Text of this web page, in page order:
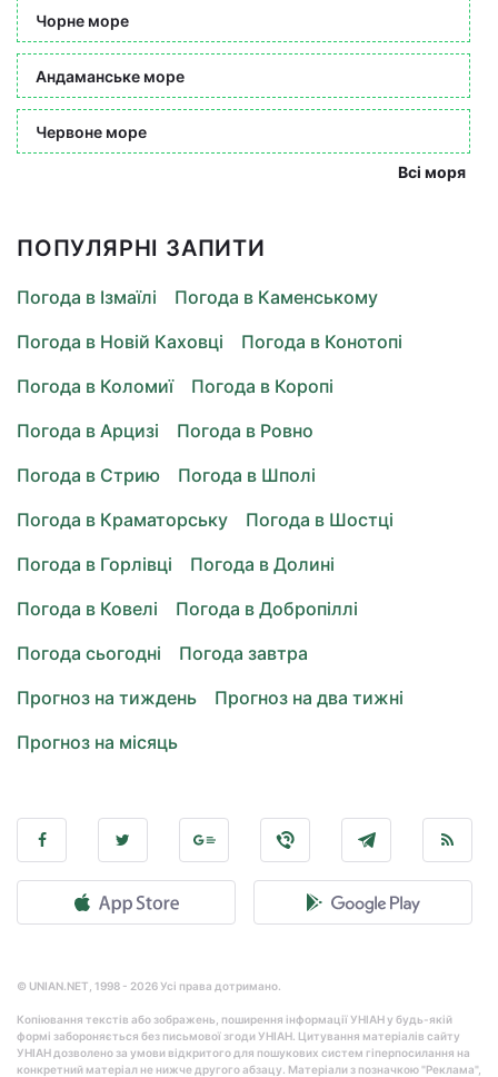
Чорне море
Андаманське море
Червоне море
Всі моря
ПОПУЛЯРНІ ЗАПИТИ
Погода в Ізмаїлі
Погода в Каменському
Погода в Новій Каховці
Погода в Конотопі
Погода в Коломиї
Погода в Коропі
Погода в Арцизі
Погода в Ровно
Погода в Стрию
Погода в Шполі
Погода в Краматорську
Погода в Шостці
Погода в Горлівці
Погода в Долині
Погода в Ковелі
Погода в Добропіллі
Погода сьогодні
Погода завтра
Прогноз на тиждень
Прогноз на два тижні
Прогноз на місяць
© UNIAN.NET, 1998 - 2026 Усі права дотримано.
Копіювання текстів або зображень, поширення інформації УНІАН у будь-якій
формі забороняється без письмової згоди УНІАН. Цитування матеріалів сайту
УНІАН дозволено за умови відкритого для пошукових систем гіперпосилання на
конкретний матеріал не нижче другого абзацу. Матеріали з позначкою "Реклама",